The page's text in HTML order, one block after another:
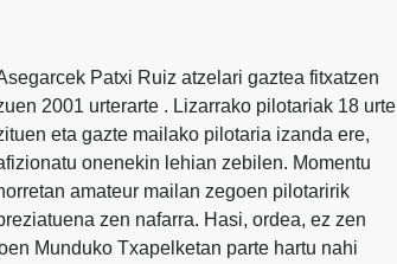
Patxi Ruiz atzelari gaztea fitxatzen
2001 urterarte . Lizarrako pilotariak 18 urte
eta gazte mailako pilotaria izanda ere,
onenekin lehian zebilen. Momentu
amateur mailan zegoen pilotaririk
zen nafarra. Hasi, ordea, ez zen
Munduko Txapelketan parte hartu nahi